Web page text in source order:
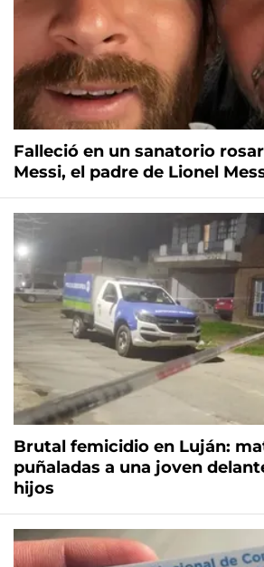
Falleció en un sanatorio
Messi, el padre de Lionel
Brutal femicidio en Luján:
puñaladas a una joven
hijos